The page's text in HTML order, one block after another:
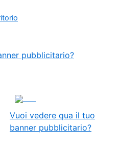
pubblicitario?
Vuoi vedere qua il tuo
banner pubblicitario?